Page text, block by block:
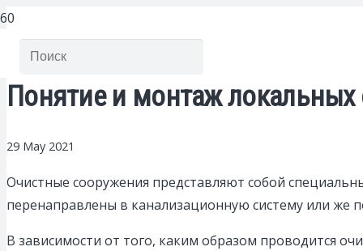
Понятие и монтаж
29 May 2021
Очистные сооружения представляют собой
перенаправлены в канализационную систему или же
В зависимости от того, каким образом проводится